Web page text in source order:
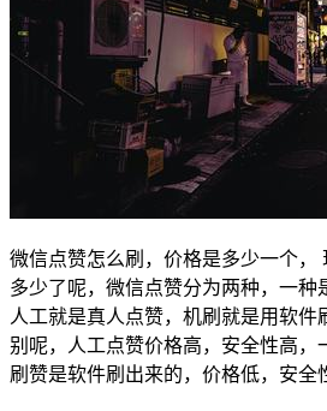
微信点赞怎么刷，价格是多少一个，
多少了呢，微信点赞分为两种，一种
人工就是真人点赞，机刷就是用软件
别呢，人工点赞价格高，安全性高，
刷赞是软件刷出来的，价格低，安全